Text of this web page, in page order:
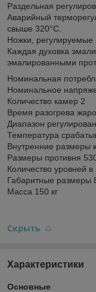
Раздельная
Аварийный
свыше 320°С.
Ножки, регулируемые
Каждая духовка
эмалированными
Номинальная
Номинальное
Количество камер 2
Время разогрева
Диапазон
Температура
Внутренние размеры
Размеры противня
Количество уровней
Габаритные размеры
Масса 150 кг
Скрыть
Характеристики
Основные